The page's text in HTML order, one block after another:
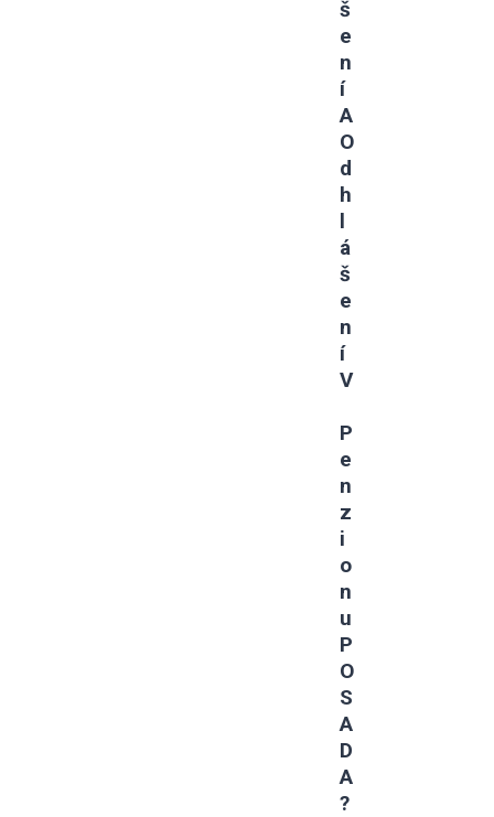
Š
E
N
Í
A
O
D
H
L
Á
Š
E
N
Í
V
P
E
N
Z
I
O
N
U
P
O
S
A
D
A
?